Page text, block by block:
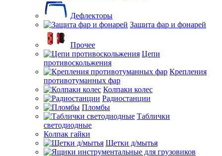
Дефлекторы
Защита фар и фонарей
Прочее
Цепи
противоскольжения
Крепления
противотуманных фар
Колпаки колес
Радиостанции
Пломбы
Таблички
светодиодные
Колпак гайки
Щетки д/мытья